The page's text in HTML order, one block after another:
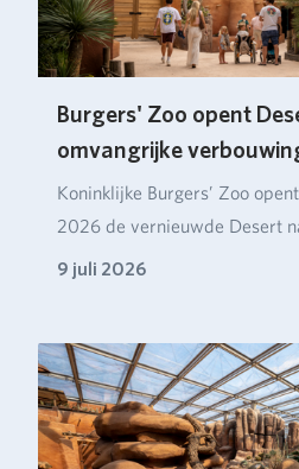
Burgers' Zoo opent
omvangrijke
Koninklijke Burgers’ Zoo
2026 de vernieuwde Desert
verbou…
9 juli 2026